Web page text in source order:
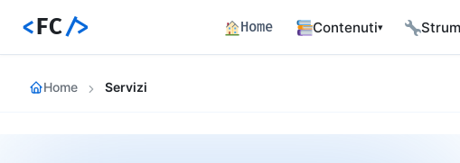
<FC/> Home Contenuti▾
Home Servizi